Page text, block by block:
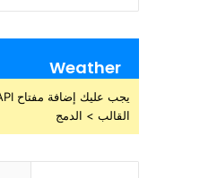
Weather
القالب > الدمج